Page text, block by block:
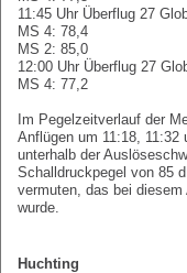
11:45 Uhr Überflug 27
MS 4: 78,4
MS 2: 85,0
12:00 Uhr Überflug 27
MS 4: 77,2
Im Pegelzeitverlauf der
Anflügen um 11:18, 11:32
unterhalb der
Schalldruckpegel von 85
vermuten, das bei
wurde.
Huchting